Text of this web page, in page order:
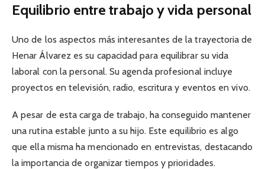
Equilibrio entre trabajo y vida personal
Uno de los aspectos más interesantes de la trayectoria de
Henar Álvarez es su capacidad para equilibrar su vida
laboral con la personal. Su agenda profesional incluye
proyectos en televisión, radio, escritura y eventos en vivo.
A pesar de esta carga de trabajo, ha conseguido mantener
una rutina estable junto a su hijo. Este equilibrio es algo
que ella misma ha mencionado en entrevistas, destacando
la importancia de organizar tiempos y prioridades.